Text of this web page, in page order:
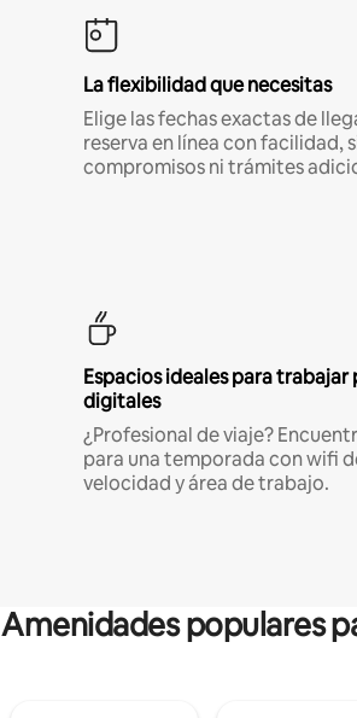
La flexibilidad que necesitas
Elige las fechas exactas de
reserva en línea con facilidad,
compromisos ni trámites
Espacios ideales para trabajar
digitales
¿Profesional de viaje?
para una temporada con wifi
velocidad y área de trabajo.
Amenidades populares